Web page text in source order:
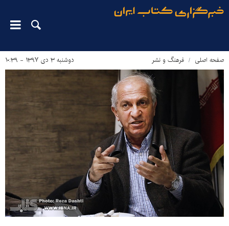
صفحه اصلی فرهنگ و نشر دوشنبه ۳ دی ۱۳۹۷ - ۱۰:۳۹